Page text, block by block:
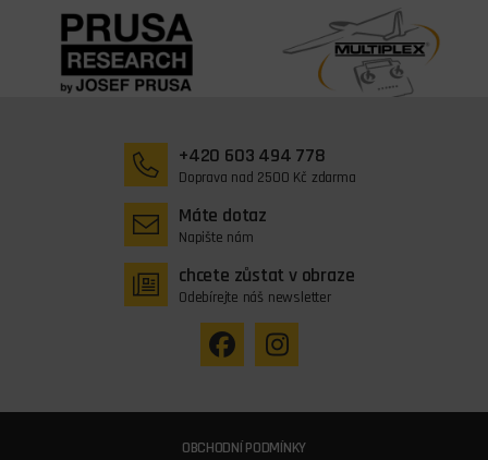
+420 603 494 778
Doprava nad 2500 Kč zdarma
Máte dotaz
Napište nám
chcete zůstat v obraze
Odebírejte náš newsletter
OBCHODNÍ PODMÍNKY